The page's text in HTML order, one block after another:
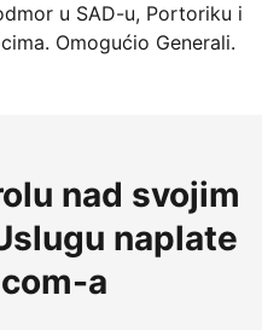
u SAD-u, Portoriku i
Omogućio Generali.
nad svojim
naplate
a